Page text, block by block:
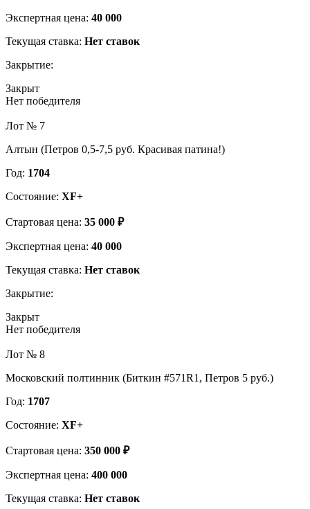
Экспертная цена: 40 000
Текущая ставка: Нет ставок
Закрытие:
Закрыт
Нет победителя
Лот № 7
Алтын (Петров 0,5-7,5 руб. Красивая патина!)
Год: 1704
Состояние: XF+
Стартовая цена: 35 000 ₽
Экспертная цена: 40 000
Текущая ставка: Нет ставок
Закрытие:
Закрыт
Нет победителя
Лот № 8
Московский полтинник (Биткин #571R1, Петров 5 руб.)
Год: 1707
Состояние: XF+
Стартовая цена: 350 000 ₽
Экспертная цена: 400 000
Текущая ставка: Нет ставок